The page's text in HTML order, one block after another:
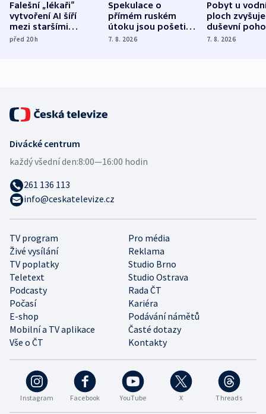
Falešní „lékaři“
vytvoření AI šíří
mezi staršími
Poláky nebezpečné
před 20h
Spekulace o
přímém ruském
útoku jsou pošetilé,
míní estonský
7. 8. 2026
Pobyt u
ploch zvyšuje
duševní
ukázala
7. 8. 2026
Instagram Facebook YouTube X Threads
TV program
Pro média
Živé vysílání
Reklama
TV poplatky
Studio Brno
Teletext
Studio Ostrava
Podcasty
Rada ČT
Počasí
Kariéra
E-shop
Podávání námětů
Mobilní a TV aplikace
Časté dotazy
Vše o ČT
Kontakty
Divácké centrum
každý všední den:8:00—16:00 hodin
261 136 113
info@ceskatelevize.cz